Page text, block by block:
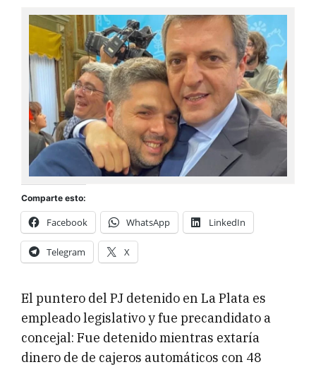
Comparte esto:
Facebook WhatsApp LinkedIn
Telegram X
El puntero del PJ detenido en La Plata es
empleado legislativo y fue precandidato a
concejal: Fue detenido mientras extaría
dinero de de cajeros automáticos con 48